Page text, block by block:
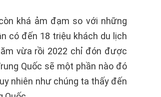
khá ảm đạm so với những
có đến 18 triệu khách du lịch
vừa rồi 2022 chỉ đón được
Quốc sẽ một phần nào đó
nhiên như chúng ta thấy đến